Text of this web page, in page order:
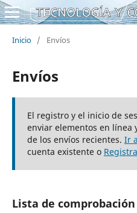
Inicio / Envíos
Envíos
El registro y el inicio de
enviar elementos en línea
de los envíos recientes. Ir
cuenta existente o
Lista de